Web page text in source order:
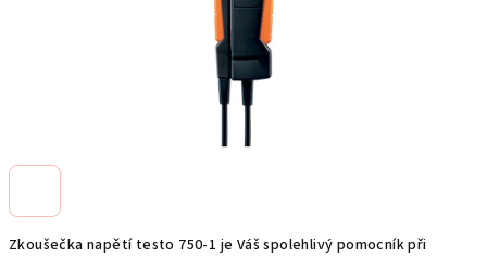
Zkoušečka napětí testo 750-1 je Váš spolehlivý pomocník při